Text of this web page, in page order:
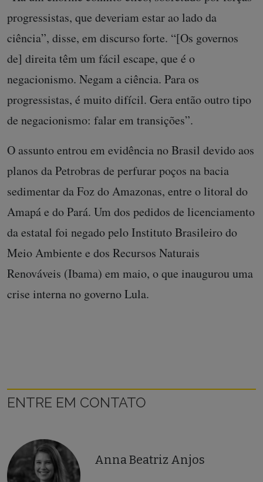
progressistas, que deveriam estar ao lado da
ciência”, disse, em discurso forte. “[Os governos
de] direita têm um fácil escape, que é o
negacionismo. Negam a ciência. Para os
progressistas, é muito difícil. Gera então outro tipo
de negacionismo: falar em transições”.
O assunto entrou em evidência no Brasil devido aos
planos da Petrobras de perfurar poços na bacia
sedimentar da Foz do Amazonas, entre o litoral do
Amapá e do Pará. Um dos pedidos de licenciamento
da estatal foi negado pelo Instituto Brasileiro do
Meio Ambiente e dos Recursos Naturais
Renováveis (Ibama) em maio, o que inaugurou uma
crise interna no governo Lula.
ENTRE EM CONTATO
Anna Beatriz Anjos